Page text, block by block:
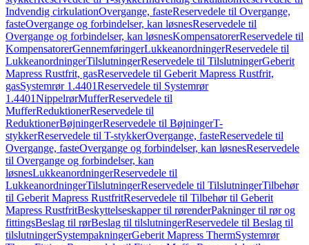
Indvendig cirkulationOvergange, fasteReservedele til Overgange,
fasteOvergange og forbindelser, kan løsnesReservedele til
Overgange og forbindelser, kan løsnesKompensatorerReservedele til
KompensatorerGennemføringerLukkeanordningerReservedele til
LukkeanordningerTilslutningerReservedele til TilslutningerGeberit
Mapress Rustfrit, gasReservedele til Geberit Mapress Rustfrit,
gasSystemrør 1.4401Reservedele til Systemrør
1.4401NippelrørMufferReservedele til
MufferReduktionerReservedele til
ReduktionerBøjningerReservedele til BøjningerT-
stykkerReservedele til T-stykkerOvergange, fasteReservedele til
Overgange, fasteOvergange og forbindelser, kan løsnesReservedele
til Overgange og forbindelser, kan
løsnesLukkeanordningerReservedele til
LukkeanordningerTilslutningerReservedele til TilslutningerTilbehør
til Geberit Mapress RustfritReservedele til Tilbehør til Geberit
Mapress RustfritBeskyttelseskapper til rørenderPakninger til rør og
fittingsBeslag til rørBeslag til tilslutningerReservedele til Beslag til
tilslutningerSystempakningerGeberit Mapress ThermSystemrør